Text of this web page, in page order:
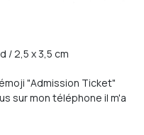
"Admission Ticket"
sur mon téléphone il m'a
/ 2,5 x 3,5 cm